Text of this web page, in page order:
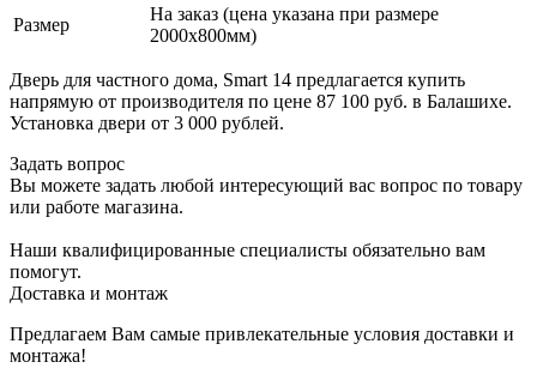
Размер
На заказ (цена указана при размере
2000х800мм)
Дверь для частного дома, Smart 14 предлагается купить
напрямую от производителя по цене 87 100 руб. в Балашихе.
Установка двери от 3 000 рублей.
Задать вопрос
Вы можете задать любой интересующий вас вопрос по товару
или работе магазина.
Наши квалифицированные специалисты обязательно вам
помогут.
Доставка и монтаж
Предлагаем Вам самые привлекательные условия доставки и
монтажа!